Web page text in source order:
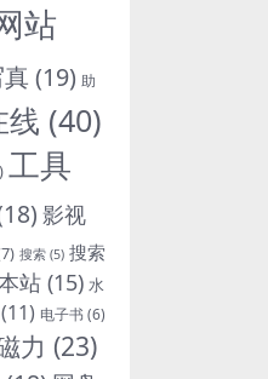
站
(19) 助
线 (40)
工具
影视
搜索 (5) 搜索
站 (15) 水
(11) 电子书(6)
力 (23)